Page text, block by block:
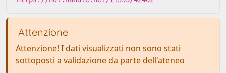
Attenzione
Attenzione! I dati visualizzati non sono stati
sottoposti a validazione da parte dell'ateneo